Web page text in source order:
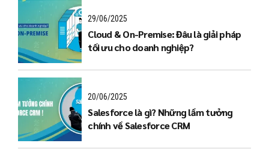
29/06/2025
Cloud & On-Premise: Đâu là giải pháp
tối ưu cho doanh nghiệp?
20/06/2025
Salesforce là gì? Những lầm tưởng
chính về Salesforce CRM